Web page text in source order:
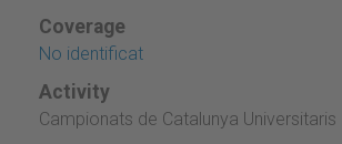
Coverage
No identificat
Activity
Campionats de Catalunya Universitaris